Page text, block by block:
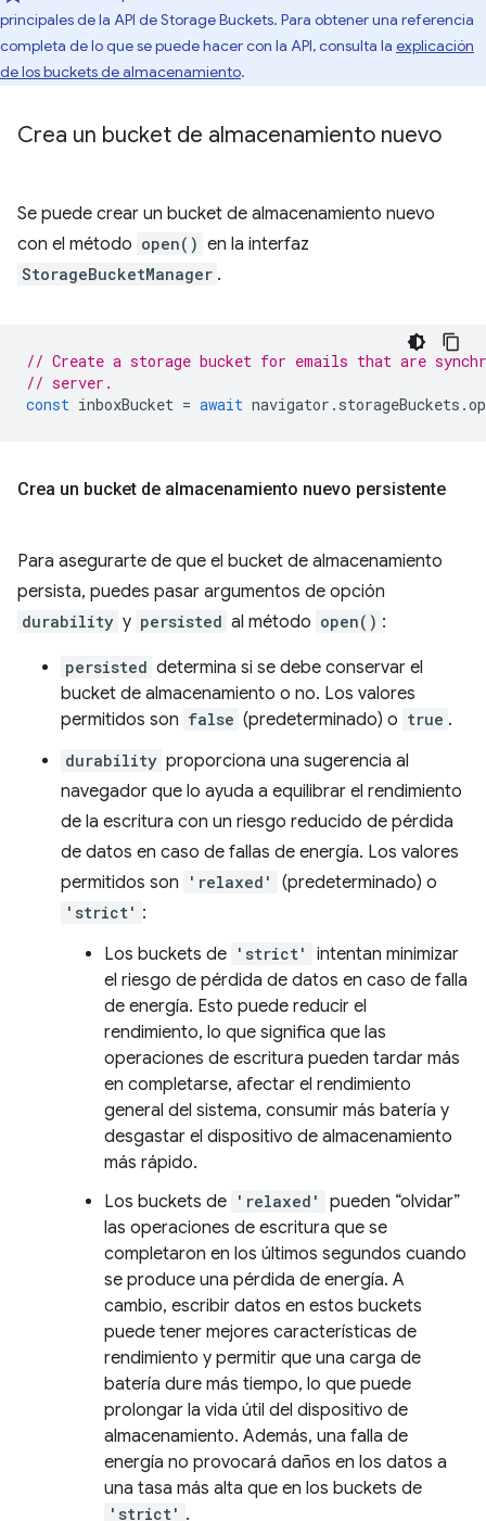
principales de la API de Storage Buckets. Para obtener una referencia
completa de lo que se puede hacer con la API, consulta la explicación
de los buckets de almacenamiento.
Crea un bucket de almacenamiento nuevo
Se puede crear un bucket de almacenamiento nuevo
con el método open() en la interfaz
StorageBucketManager .
// Create a storage bucket for emails that are
// server.
const inboxBucket = await navigator . storageBuckets .
Crea un bucket de almacenamiento nuevo persistente
Para asegurarte de que el bucket de almacenamiento
persista, puedes pasar argumentos de opción
durability y persisted al método open() :
persisted determina si se debe conservar el
bucket de almacenamiento o no. Los valores
permitidos son false (predeterminado) o true .
durability proporciona una sugerencia al
navegador que lo ayuda a equilibrar el rendimiento
de la escritura con un riesgo reducido de pérdida
de datos en caso de fallas de energía. Los valores
permitidos son
'relaxed' (predeterminado) o
'strict' :
Los buckets de 'strict'
intentan minimizar
el riesgo de pérdida de datos en caso de falla
de energía. Esto puede reducir el
rendimiento, lo que significa que las
operaciones de escritura pueden tardar más
en completarse, afectar el rendimiento
general del sistema, consumir más batería y
desgastar el dispositivo de almacenamiento
más rápido.
Los buckets de 'relaxed'
pueden “olvidar”
las operaciones de escritura que se
completaron en los últimos segundos cuando
se produce una pérdida de energía. A
cambio, escribir datos en estos buckets
puede tener mejores características de
rendimiento y permitir que una carga de
batería dure más tiempo, lo que puede
prolongar la vida útil del dispositivo de
almacenamiento. Además, una falla de
energía no provocará daños en los datos a
una tasa más alta que en los buckets de
'strict' .